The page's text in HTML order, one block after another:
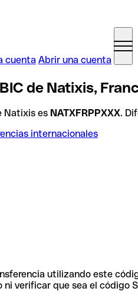
cuenta Abrir una cuenta
de Natixis,
Natixis es NATXFRPPXXX.
internacionales
utilizando este
verificar que sea el código